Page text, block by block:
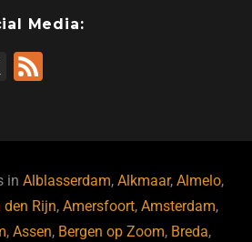
Media:
X
inAlblasserdam,Alkmaar,Almelo,
Rijn,Amersfoort,Amsterdam,
,Assen, Bergen op Zoom, Breda,